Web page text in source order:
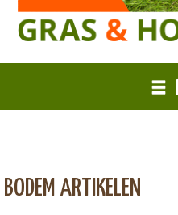
BODEM ARTIKELEN